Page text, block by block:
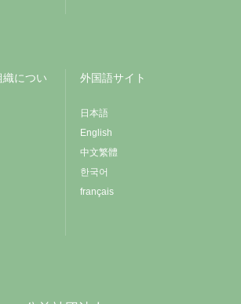
織につい
外国語サイト
日本語
English
中文繁體
한국어
français